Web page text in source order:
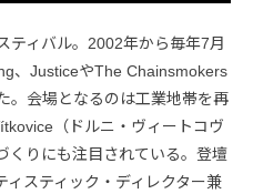
ティバル。2002年から毎年7月
、JusticeやThe Chainsmokers
。会場となるのは工業地帯を再
（ドルニ・ヴィートコヴ
くりにも注目されている。登壇
スティック・ディレクター兼